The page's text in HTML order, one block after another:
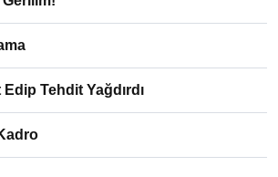
Tehdit Yağdırdı